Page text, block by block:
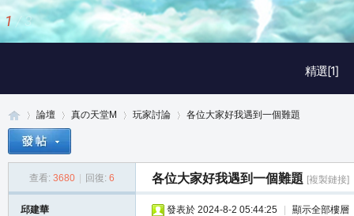
精選[1]
1 / 3
論壇
›
真の天堂M 玩家討論
›
各位大家好我遇到一個難題
查看: 3680 回復: 6 各位大家好我遇到一個難題 [複製鏈接]
邱建華 發表於 2024-8-2 05:44:25 顯示全部樓層